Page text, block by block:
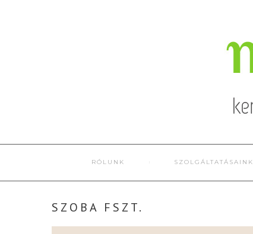
RÓLUNK SZOLGÁLTATÁSAINK
SZOBA FSZT.